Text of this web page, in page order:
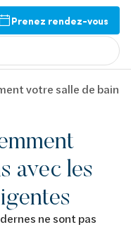
Prenez rendez-vous
votre salle de
avec les
ne sont pas